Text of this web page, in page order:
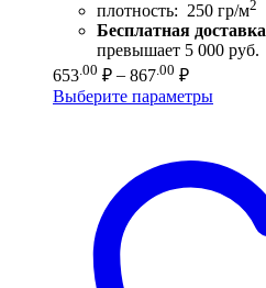
плотность: 250 гр/м2
Бесплатная доставка
превышает 5 000 руб.
653 .00 ₽ – 867 .00 ₽Диапазон
653.00 ₽
Выберите параметры